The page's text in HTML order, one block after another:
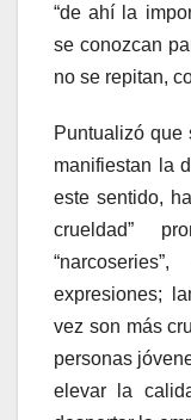
“de ahí la
se conozcan
no se repitan,
Puntualizó que
manifiestan la
este sentido,
crueldad”
expresiones;
vez son más
personas
elevar la